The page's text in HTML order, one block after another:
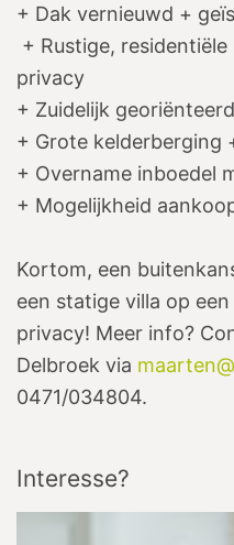
+ Dak vernieuwd +
+ Rustige,
privacy
+ Zuidelijk
+ Grote kelderberging
+ Overname inboedel
+ Mogelijkheid
Kortom, een
een statige villa op
privacy! Meer info?
Delbroek via
0471/034804.
Interesse?